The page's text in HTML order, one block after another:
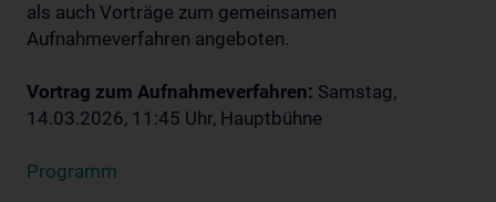
als auch Vorträge zum gemeinsamen
Aufnahmeverfahren angeboten.
Vortrag zum Aufnahmeverfahren: Samstag,
14.03.2026, 11:45 Uhr, Hauptbühne
Programm